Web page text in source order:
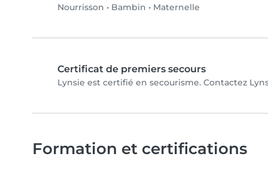
Nourrisson • Bambin • Maternelle
Certificat de premiers secours
Lynsie est certifié en secourisme. Contactez
Formation et certifications